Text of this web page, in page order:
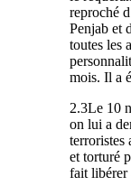
reproché
Penjab et
toutes les
mois. Il a
2.3Le 10
on lui a
terroristes
et torturé
fait libérer